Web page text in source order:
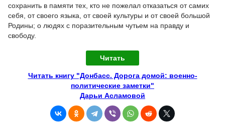
сохранить в памяти тех, кто не пожелал отказаться от самих
себя, от своего языка, от своей культуры и от своей большой
Родины; о людях с поразительным чутьем на правду и
свободу.
Читать
Читать книгу "Донбасс. Дорога домой: военно-
политические заметки"
Дарьи Асламовой